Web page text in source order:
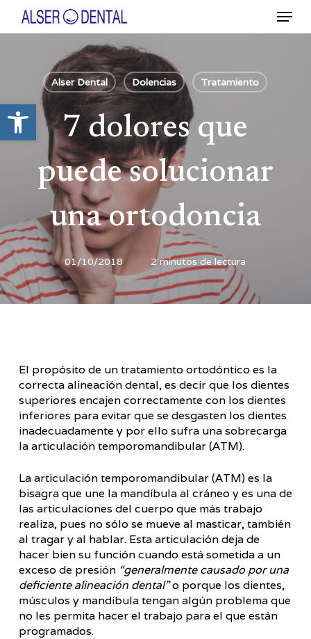
Abrir barra de herramientas
contenido
Menú
Alser Dental Dolencias Tratamiento
7 dolores que
puede solucionar
una ortodoncia
01/10/2018 2 minutos de lectura
El propósito de un tratamiento ortodóntico es la
correcta alineación dental, es decir que los dientes
superiores encajen correctamente con los dientes
inferiores para evitar que se desgasten los dientes
inadecuadamente y por ello sufra una sobrecarga
la articulación temporomandibular (ATM).
La articulación temporomandibular (ATM) es la
bisagra que une la mandíbula al cráneo y es una de
las articulaciones del cuerpo que más trabajo
realiza, pues no sólo se mueve al masticar, también
al tragar y al hablar. Esta articulación deja de
hacer bien su función cuando está sometida a un
exceso de presión “generalmente causado por una
deficiente alineación dental”o porque los dientes,
músculos y mandíbula tengan algún problema que
no les permita hacer el trabajo para el que están
programados.